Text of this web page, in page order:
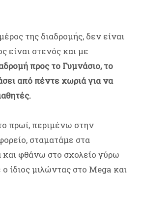
της διαδρομής, δεν είναι
είναι στενός και με
προς το Γυμνάσιο, το
από πέντε χωριά για να
πρωί, περιμένω στην
σταματάμε στα
και φθάνω στο σχολείο γύρω
ο ίδιος μιλώντας στο Mega και